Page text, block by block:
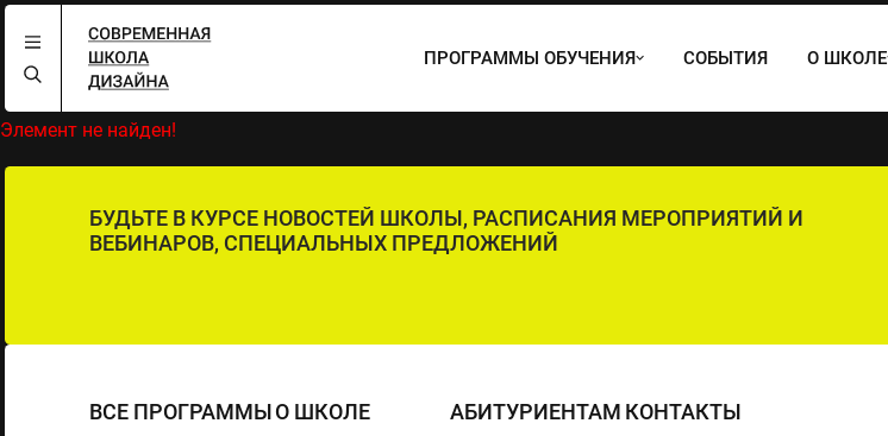
ПРОГРАММЫ ОБУЧЕНИЯ СОБЫТИЯ О ШКОЛЕ
Элемент не найден!
БУДЬТЕ В КУРСЕ НОВОСТЕЙ ШКОЛЫ, РАСПИСАНИЯ МЕРОПРИЯТИЙ И
ВЕБИНАРОВ, СПЕЦИАЛЬНЫХ ПРЕДЛОЖЕНИЙ
ВСЕ ПРОГРАММЫО ШКОЛЕ АБИТУРИЕНТАМ КОНТАКТЫ